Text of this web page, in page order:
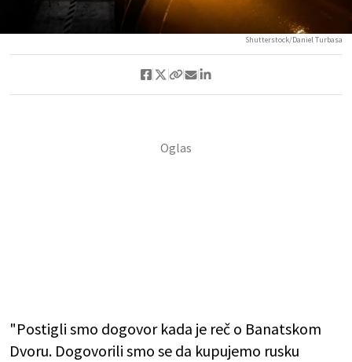
Shutterstock/Daniel Turbasa
"Postigli smo dogovor kada je reč o Banatskom
Dvoru. Dogovorili smo se da kupujemo rusku